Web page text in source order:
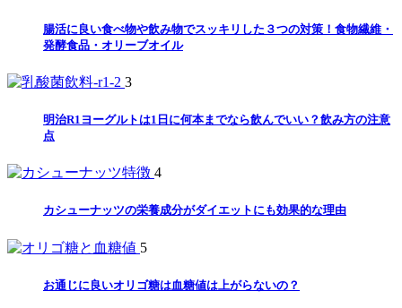
腸活に良い食べ物や飲み物でスッキリした３つの対策！食物繊維・
発酵食品・オリーブオイル
3
明治R1ヨーグルトは1日に何本までなら飲んでいい？飲み方の注意
点
4
カシューナッツの栄養成分がダイエットにも効果的な理由
5
お通じに良いオリゴ糖は血糖値は上がらないの？